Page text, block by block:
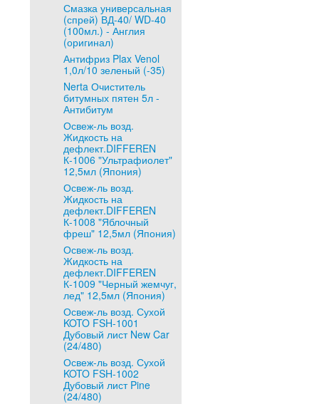
Смазка универсальная
(спрей) ВД-40/ WD-40
(100мл.) - Англия
(оригинал)
Антифриз Plax Venol
1,0л/10 зеленый (-35)
Nerta Очиститель
битумных пятен 5л -
Антибитум
Освеж-ль возд.
Жидкость на
дефлект.DIFFEREN
К-1006 "Ультрафиолет"
12,5мл (Япония)
Освеж-ль возд.
Жидкость на
дефлект.DIFFEREN
К-1008 "Яблочный
фреш" 12,5мл (Япония)
Освеж-ль возд.
Жидкость на
дефлект.DIFFEREN
К-1009 "Черный жемчуг,
лед" 12,5мл (Япония)
Освеж-ль возд. Сухой
KOTO FSH-1001
Дубовый лист New Car
(24/480)
Освеж-ль возд. Сухой
KOTO FSH-1002
Дубовый лист Pine
(24/480)